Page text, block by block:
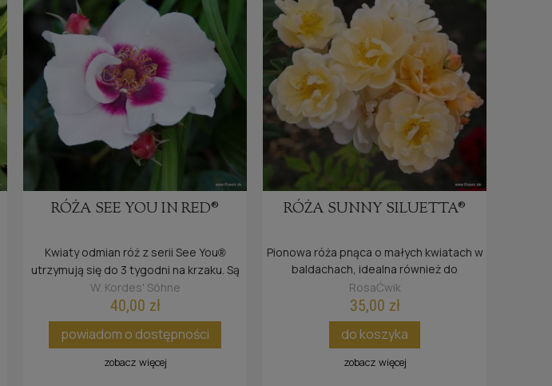
RÓŻA KISS ME KATE®
30,00 zł
Cena regularna:60,00 zł
powiadom o dostępności
RÓŻA SEE YOU IN RED®
Kwiaty odmian róż z serii See You®
utrzymują się do 3 tygodni na krzaku. Są
bardzo odporne na deszcz oraz słońce.
W. Kordes' Söhne
40,00 zł
powiadom o dostępności
zobacz więcej
RÓŻA SUNNY SILUETTA®
Pionowa róża pnąca o małych kwiatach w
baldachach, idealna również do
mniejszych ogrodów.
RosaĆwik
35,00 zł
do koszyka
zobacz więcej